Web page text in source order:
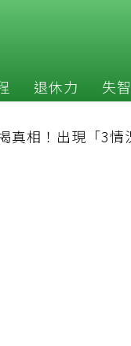
退休力 失智
真相！出現「3情